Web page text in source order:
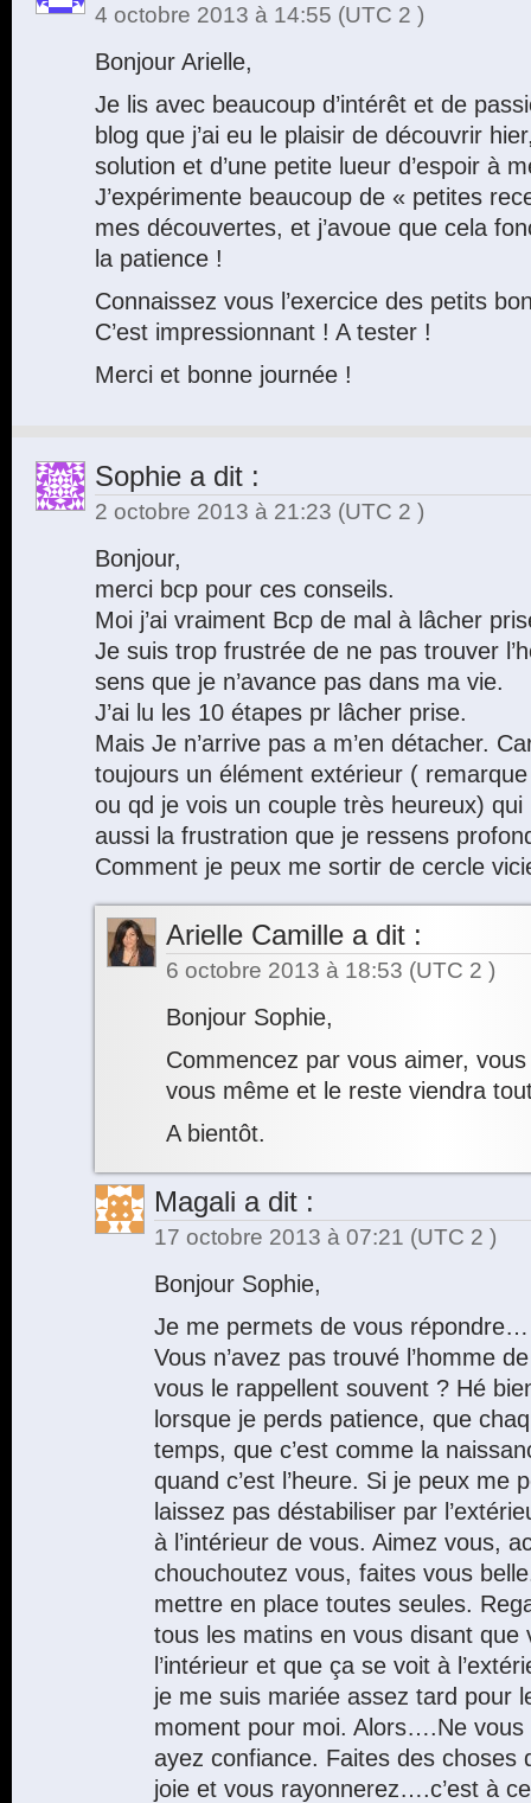
4 octobre 2013 à 14:55 (UTC 2 )
Bonjour Arielle,
Je lis avec beaucoup d’intérêt et de
blog que j’ai eu le plaisir de découvrir
solution et d’une petite lueur d’espoir à
J’expérimente beaucoup de « petites
mes découvertes, et j’avoue que cela
la patience !
Connaissez vous l’exercice des petits
C’est impressionnant ! A tester !
Merci et bonne journée !
Sophie a dit :
2 octobre 2013 à 21:23 (UTC 2 )
Bonjour,
merci bcp pour ces conseils.
Moi j’ai vraiment Bcp de mal à lâcher
Je suis trop frustrée de ne pas trouver
sens que je n’avance pas dans ma vie.
J’ai lu les 10 étapes pr lâcher prise.
Mais Je n’arrive pas a m’en détacher.
toujours un élément extérieur (
ou qd je vois un couple très heureux)
aussi la frustration que je ressens
Comment je peux me sortir de cercle
Arielle Camille a dit :
6 octobre 2013 à 18:53 (UTC 2 )
Bonjour Sophie,
Commencez par vous aimer,
vous même et le reste viendra
A bientôt.
Magali a dit :
17 octobre 2013 à 07:21 (UTC 2 )
Bonjour Sophie,
Je me permets de vous répondre…
Vous n’avez pas trouvé l’homme
vous le rappellent souvent ? Hé
lorsque je perds patience, que
temps, que c’est comme la
quand c’est l’heure. Si je peux me
laissez pas déstabiliser par
à l’intérieur de vous. Aimez vous,
chouchoutez vous, faites vous
mettre en place toutes seules.
tous les matins en vous disant que
l’intérieur et que ça se voit à
je me suis mariée assez tard pour
moment pour moi. Alors….Ne vous
ayez confiance. Faites des choses
joie et vous rayonnerez….c’est à